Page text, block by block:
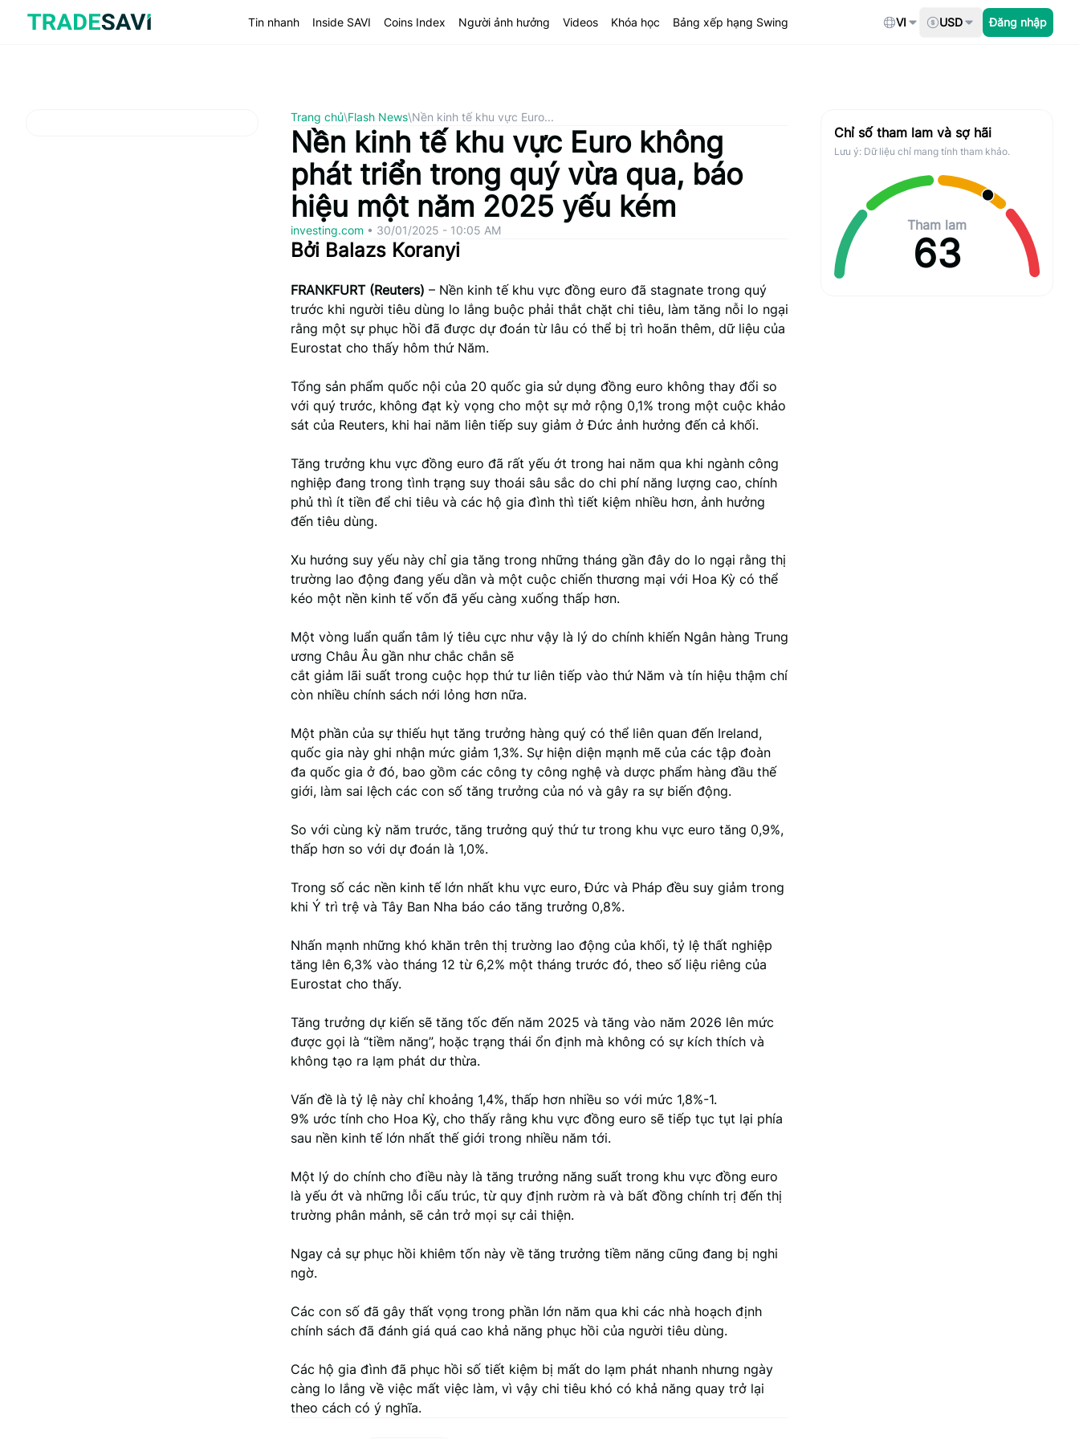
Tin nhanh Inside SAVI Coins Index Người ảnh hưởng Videos Khóa học Bảng xếp hạng Swing VI USD Đăng nhập
Trang chủ\Flash News\Nền kinh tế khu vực Euro...
Nền kinh tế khu vực Euro không
phát triển trong quý vừa qua, báo
hiệu một năm 2025 yếu kém
investing.com • 30/01/2025 - 10:05 AM
Bởi Balazs Koranyi
FRANKFURT (Reuters) – Nền kinh tế khu vực đồng euro đã stagnate trong quý
trước khi người tiêu dùng lo lắng buộc phải thắt chặt chi tiêu, làm tăng nỗi lo ngại
rằng một sự phục hồi đã được dự đoán từ lâu có thể bị trì hoãn thêm, dữ liệu của
Eurostat cho thấy hôm thứ Năm.
Tổng sản phẩm quốc nội của 20 quốc gia sử dụng đồng euro không thay đổi so
với quý trước, không đạt kỳ vọng cho một sự mở rộng 0,1% trong một cuộc khảo
sát của Reuters, khi hai năm liên tiếp suy giảm ở Đức ảnh hưởng đến cả khối.
Tăng trưởng khu vực đồng euro đã rất yếu ớt trong hai năm qua khi ngành công
nghiệp đang trong tình trạng suy thoái sâu sắc do chi phí năng lượng cao, chính
phủ thì ít tiền để chi tiêu và các hộ gia đình thì tiết kiệm nhiều hơn, ảnh hưởng
đến tiêu dùng.
Xu hướng suy yếu này chỉ gia tăng trong những tháng gần đây do lo ngại rằng thị
trường lao động đang yếu dần và một cuộc chiến thương mại với Hoa Kỳ có thể
kéo một nền kinh tế vốn đã yếu càng xuống thấp hơn.
Một vòng luẩn quẩn tâm lý tiêu cực như vậy là lý do chính khiến Ngân hàng Trung
ương Châu Âu gần như chắc chắn sẽ
cắt giảm lãi suất trong cuộc họp thứ tư liên tiếp vào thứ Năm và tín hiệu thậm chí
còn nhiều chính sách nới lỏng hơn nữa.
Một phần của sự thiếu hụt tăng trưởng hàng quý có thể liên quan đến Ireland,
quốc gia này ghi nhận mức giảm 1,3%. Sự hiện diện mạnh mẽ của các tập đoàn
đa quốc gia ở đó, bao gồm các công ty công nghệ và dược phẩm hàng đầu thế
giới, làm sai lệch các con số tăng trưởng của nó và gây ra sự biến động.
So với cùng kỳ năm trước, tăng trưởng quý thứ tư trong khu vực euro tăng 0,9%,
thấp hơn so với dự đoán là 1,0%.
Trong số các nền kinh tế lớn nhất khu vực euro, Đức và Pháp đều suy giảm trong
khi Ý trì trệ và Tây Ban Nha báo cáo tăng trưởng 0,8%.
Nhấn mạnh những khó khăn trên thị trường lao động của khối, tỷ lệ thất nghiệp
tăng lên 6,3% vào tháng 12 từ 6,2% một tháng trước đó, theo số liệu riêng của
Eurostat cho thấy.
Tăng trưởng dự kiến sẽ tăng tốc đến năm 2025 và tăng vào năm 2026 lên mức
được gọi là “tiềm năng”, hoặc trạng thái ổn định mà không có sự kích thích và
không tạo ra lạm phát dư thừa.
Vấn đề là tỷ lệ này chỉ khoảng 1,4%, thấp hơn nhiều so với mức 1,8%-1.
9% ước tính cho Hoa Kỳ, cho thấy rằng khu vực đồng euro sẽ tiếp tục tụt lại phía
sau nền kinh tế lớn nhất thế giới trong nhiều năm tới.
Một lý do chính cho điều này là tăng trưởng năng suất trong khu vực đồng euro
là yếu ớt và những lỗi cấu trúc, từ quy định rườm rà và bất đồng chính trị đến thị
trường phân mảnh, sẽ cản trở mọi sự cải thiện.
Ngay cả sự phục hồi khiêm tốn này về tăng trưởng tiềm năng cũng đang bị nghi
ngờ.
Các con số đã gây thất vọng trong phần lớn năm qua khi các nhà hoạch định
chính sách đã đánh giá quá cao khả năng phục hồi của người tiêu dùng.
Các hộ gia đình đã phục hồi số tiết kiệm bị mất do lạm phát nhanh nhưng ngày
càng lo lắng về việc mất việc làm, vì vậy chi tiêu khó có khả năng quay trở lại
theo cách có ý nghĩa.
Chỉ số tham lam và sợ hãi
Lưu ý: Dữ liệu chỉ mang tính tham khảo.
Tham lam
63